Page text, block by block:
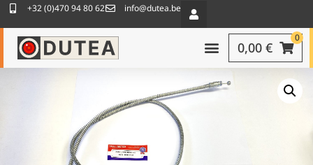
+32 (0)470 94 80 62 info@dutea.be
0
0,00 €